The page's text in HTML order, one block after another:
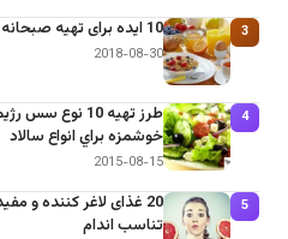
3 10 ایده برای تهیه صبحانه سالم
2018-08-30
4
طرز تهيه 10 نوع
خوشمزه براي انواع سالاد
2015-08-15
5
20 غذای لاغر کننده و
تناسب اندام